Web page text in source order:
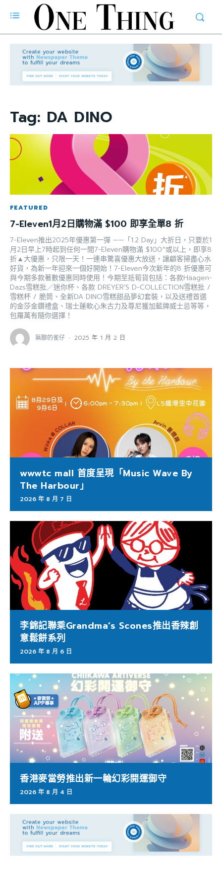
Tag: DA DINO
FEATURED
7-Eleven1月2日購物滿 $100 即享全單8 折
7-Eleven推出2025年優惠第一彈 ——「1.2 Day」大折日，只要於1
月2日早上7時起到任何一間7-Eleven購物滿 $100^或以上，即享8
折▲大優惠，只限一天！一連串驚喜優惠大放送，讓顧客掃盡心水
好貨，為新一年迎來一個好開始！7-Eleven今次新年的8 折優惠可
與今期多款著數優惠同時使用！今期至抵筍貨包括：各款Häagen-
Dazs雪糕批／迷你杯、各款 DREYER'S D-COLLECTION雪糕批 /
雪糕杯 / 脆筒、全新DA DINO雪糕甜品夢幻套裝，以及送禮首選
的金莎金鑽禮盒、瑞士蓮軟心朱古力及尊尼獲加藍牌威士忌等等，
包羅萬有隨你選擇！
無腳的雀仔 - 2025 年 1 月 2 日
wwwtc mall 首度呈現「Music Wave By
The Harbour」
2026 年 8 月 7 日
李錦記聯乘Grandma’s Scones推出香辣創
意鬆餅系列
2026 年 8 月 6 日
香港麥當勞推出新一輪幻彩開運御守
2026 年 8 月 4 日